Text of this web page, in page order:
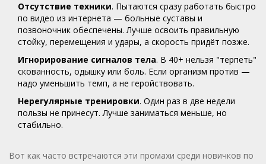
Отсутствие техники. Пытаются сразу работать быстро
по видео из интернета — больные суставы и
позвоночник обеспечены. Лучше освоить правильную
стойку, перемещения и удары, а скорость придёт позже.
Игнорирование сигналов тела. В 40+ нельзя "терпеть"
скованность, одышку или боль. Если организм против —
надо уменьшить темп, а не геройствовать.
Нерегулярные тренировки. Один раз в две недели
пользы не принесут. Лучше заниматься меньше, но
стабильно.
Вот как часто встречаются эти промахи среди новичков по